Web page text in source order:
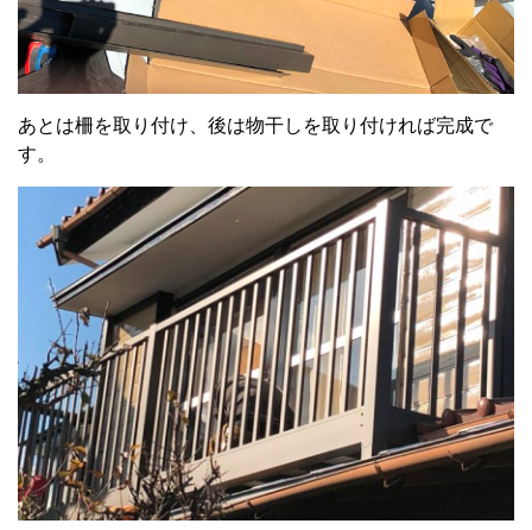
あとは柵を取り付け、後は物干しを取り付ければ完成で
す。